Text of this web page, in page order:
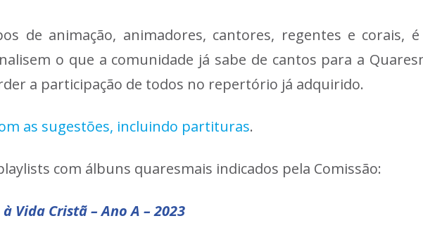
de animação, animadores, cantores, regentes e corais,
o que a comunidade já sabe de cantos para a
a participação de todos no repertório já adquirido.
as sugestões, incluindo partituras.
com álbuns quaresmais indicados pela Comissão:
Vida Cristã – Ano A – 2023